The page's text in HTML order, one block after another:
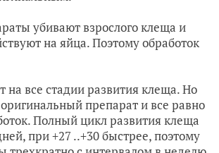
убивают взрослого клеща и
на яйца. Поэтому обработок
на все стадии развития клеща. Но
препарат и все равно
Полный цикл развития клеща
при +27 ..+30 быстрее, поэтому